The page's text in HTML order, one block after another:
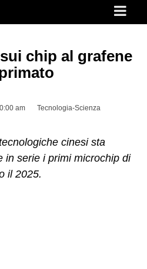
chip al grafene
am Tecnologia-Scienza
cinesi sta
in serie i primi microchip di
il 2025.